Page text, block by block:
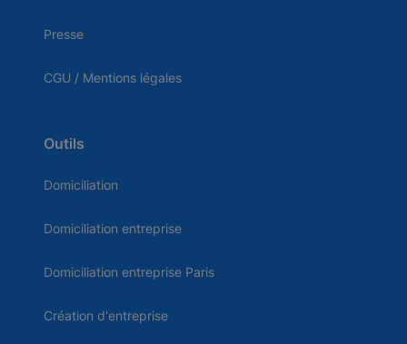
Presse
CGU / Mentions légales
Outils
Domiciliation
Domiciliation entreprise
Domiciliation entreprise Paris
Création d'entreprise